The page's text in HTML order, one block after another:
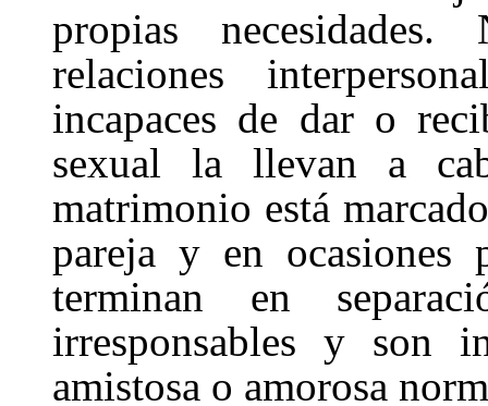
propias
relaciones
incapaces de dar o
sexual la llevan a
matrimonio está
pareja y en
terminan en
irresponsables y son
amistosa o amorosa